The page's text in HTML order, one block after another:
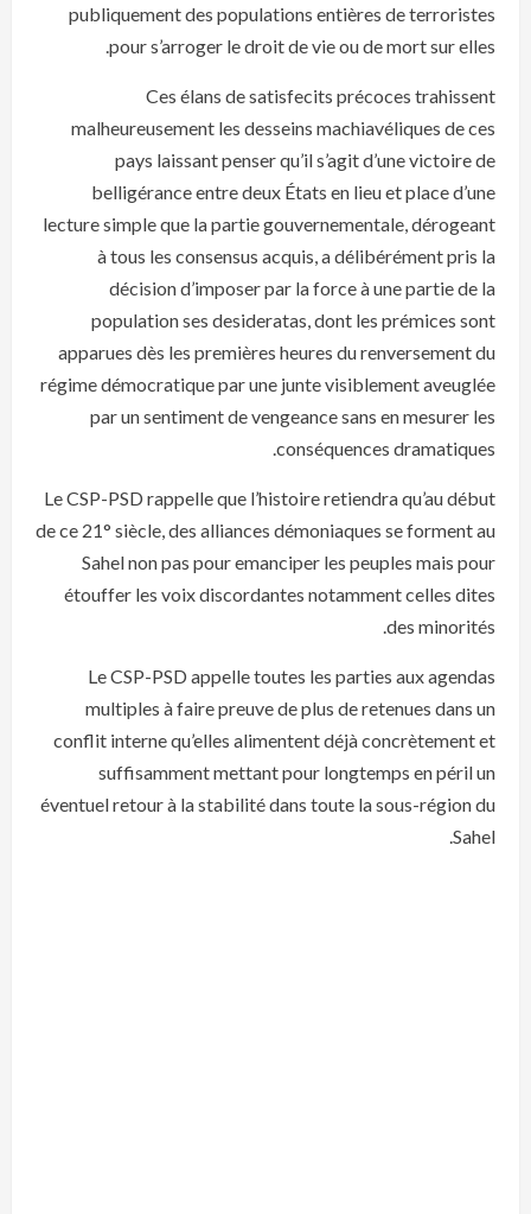
publiquement des populations entières de terroristes
pour s’arroger le droit de vie ou de mort sur elles.
Ces élans de satisfecits précoces trahissent
malheureusement les desseins machiavéliques de ces
pays laissant penser qu’il s’agit d’une victoire de
belligérance entre deux États en lieu et place d’une
lecture simple que la partie gouvernementale, dérogeant
à tous les consensus acquis, a délibérément pris la
décision d’imposer par la force à une partie de la
population ses desideratas, dont les prémices sont
apparues dès les premières heures du renversement du
régime démocratique par une junte visiblement aveuglée
par un sentiment de vengeance sans en mesurer les
conséquences dramatiques.
Le CSP-PSD rappelle que l’histoire retiendra qu’au début
de ce 21° siècle, des alliances démoniaques se forment au
Sahel non pas pour emanciper les peuples mais pour
étouffer les voix discordantes notamment celles dites
des minorités.
Le CSP-PSD appelle toutes les parties aux agendas
multiples à faire preuve de plus de retenues dans un
conflit interne qu’elles alimentent déjà concrètement et
suffisamment mettant pour longtemps en péril un
éventuel retour à la stabilité dans toute la sous-région du
Sahel.